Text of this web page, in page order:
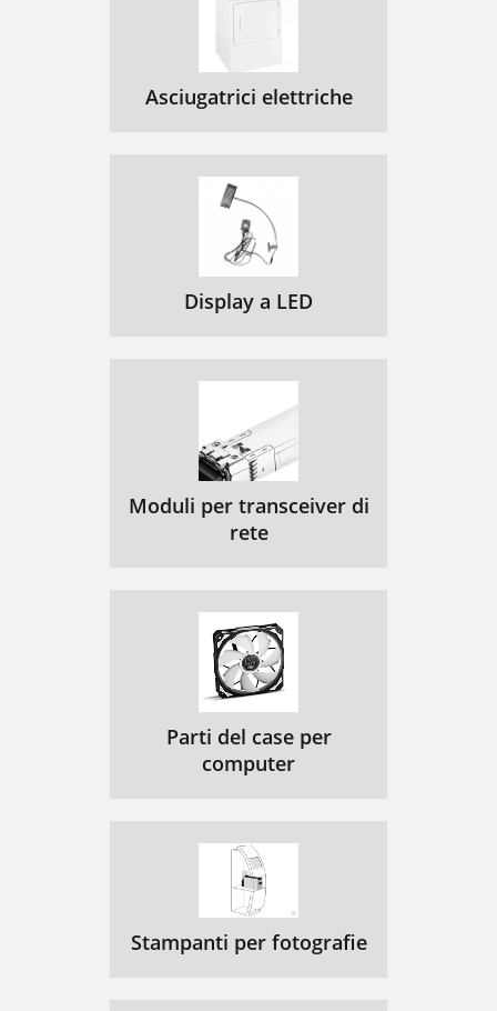
Asciugatrici elettriche
Display a LED
Moduli per transceiver di
rete
Parti del case per
computer
Stampanti per fotografie